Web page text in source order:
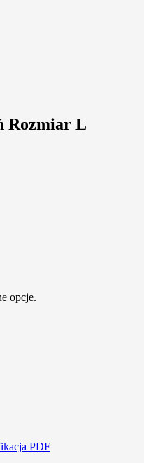
Rozmiar L
opcje.
PDF